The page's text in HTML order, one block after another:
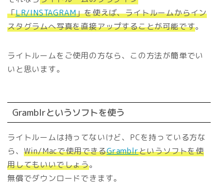
「LR/INSTAGRAM」を使えば、ライトルームからイン
スタグラムへ写真を直接アップすることが可能です。
ライトルームをご使用の方なら、この方法が簡単でい
いと思います。
Gramblrというソフトを使う
ライトルームは持ってないけど、PCを持っている方な
ら、 Win/Macで使用できるGramblrというソフトを使
用してもいいでしょう。
無償でダウンロードできます。